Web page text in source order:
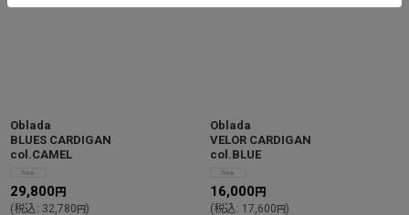
Oblada
BLUES CARDIGAN
col.CAMEL
29,800 円
(税込: 32,780円)
Oblada
VELOR CARDIGAN
col.BLUE
16,000 円
(税込: 17,600円)